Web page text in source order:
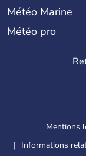
Météo Marine
Météo pro
Mentions
Informations